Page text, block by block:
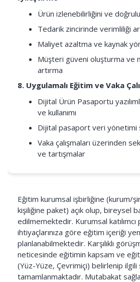
Ürün izlenebilirliğini ve
Tedarik zincirinde verimliliği
Maliyet azaltma ve kaynak
Müşteri güveni oluşturma ve
artırma
8. Uygulamalı Eğitim ve Vaka
Dijital Ürün Pasaportu
ve kullanımı
Dijital pasaport veri yönetimi
Vaka çalışmaları üzerinden
ve tartışmalar
Eğitim kurumsal işbirliğine (kurum/
kişiliğine paket) açık olup, bireysel
edilmemektedir. Kurumsal
ihtiyaçlarınıza göre eğitim içeriği
planlanabilmektedir. Karşılıklı
neticesinde eğitimin kapsam ve
(Yüz-Yüze, Çevrimiçi) belirlenip
tamamlanmaktadır. Mutabakat